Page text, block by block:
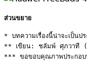
ส่วนขยาย
* บทความเรื่องนี้น่าจะเป็นป
** เขียน: ชลัมพ์ ศุภวาที (
*** ขอขอบคุณภาพประกอบ